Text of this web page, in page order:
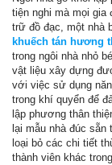
tiện nghi mà mọi gia
trữ đồ đạc, một nhà
khuếch tán hương
trong ngôi nhà nhỏ
vật liệu xây dựng
với việc sử dụng
trong khí quyển để
lập phương thân
lại mẫu nhà đúc
loại bỏ các chi tiết
thành viên khác